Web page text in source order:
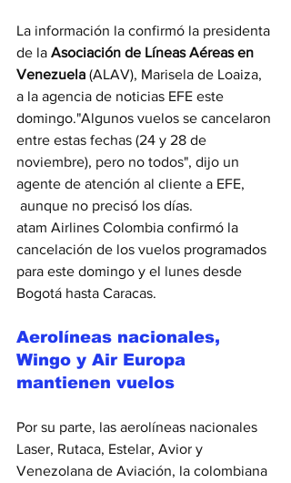
La información la confirmó la presidenta
de la Asociación de Líneas Aéreas en
Venezuela (ALAV), Marisela de Loaiza,
a la agencia de noticias EFE este
domingo."Algunos vuelos se cancelaron
entre estas fechas (24 y 28 de
noviembre), pero no todos", dijo un
agente de atención al cliente a EFE,
aunque no precisó los días.
atam Airlines Colombia confirmó la
cancelación de los vuelos programados
para este domingo y el lunes desde
Bogotá hasta Caracas.
Aerolíneas nacionales,
Wingo y Air Europa
mantienen vuelos
Por su parte, las aerolíneas nacionales
Laser, Rutaca, Estelar, Avior y
Venezolana de Aviación, la colombiana